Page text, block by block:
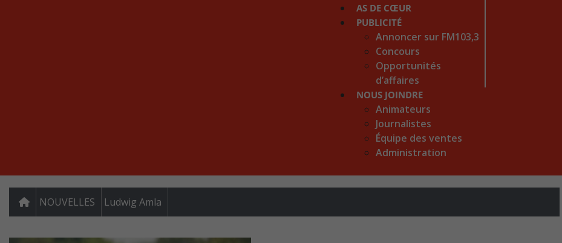
AS DE CŒUR
PUBLICITÉ
Annoncer sur FM103,3
Concours
Opportunités
d’affaires
NOUS JOINDRE
Animateurs
Journalistes
Équipe des ventes
Administration
NOUVELLES Ludwig Amla